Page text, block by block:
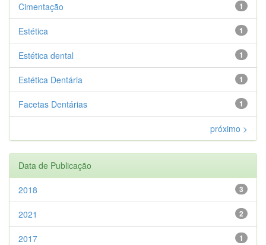
1
Cimentação
1
Estética
1
Estética dental
1
Estética Dentária
1
Facetas Dentárias
próximo >
Data de Publicação
3
2018
2
2021
1
2017